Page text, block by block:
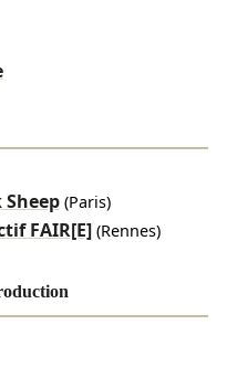
Sheep(Paris)
FAIR[E] (Rennes)